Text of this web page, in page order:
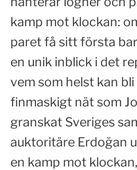
kamp mot klockan:
paret få sitt första
en unik inblick i det
vem som helst kan
finmaskigt nät som
granskat Sveriges
auktoritäre Erdoğan
en kamp mot